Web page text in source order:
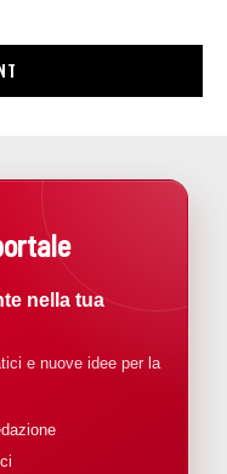
nella tua
e nuove idee per la